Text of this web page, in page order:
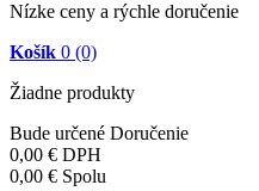
Nízke ceny a rýchle doručenie
Košík 0 (0)
Žiadne produkty
Bude určené Doručenie
0,00 € DPH
0,00 € Spolu